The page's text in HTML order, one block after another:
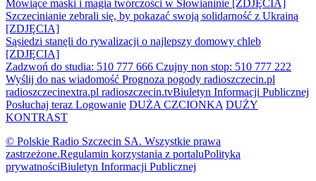
Mówiące maski i magia twórczości w Słowianinie [ZDJĘCIA]
Szczecinianie zebrali się, by pokazać swoją solidarność z Ukrainą
[ZDJĘCIA]
Sąsiedzi stanęli do rywalizacji o najlepszy domowy chleb
[ZDJĘCIA]
Zadzwoń do studia: 510 777 666 Czujny non stop: 510 777 222
Wyślij do nas wiadomość Prognoza pogody radioszczecin.pl
radioszczecinextra.pl radioszczecin.tvBiuletyn Informacji Publicznej
Posłuchaj teraz Logowanie DUŻA CZCIONKA DUŻY
KONTRAST
© Polskie Radio Szczecin SA. Wszystkie prawa
zastrzeżone.Regulamin korzystania z portaluPolityka
prywatnościBiuletyn Informacji Publicznej